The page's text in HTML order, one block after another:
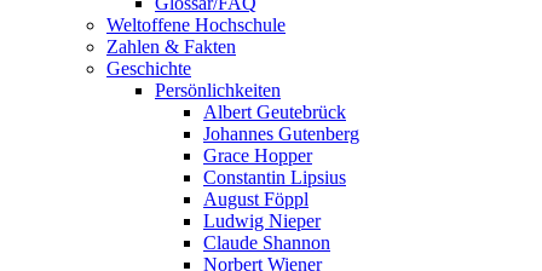
Weltoffene Hochschule
Zahlen & Fakten
Geschichte
Persönlichkeiten
Albert Geutebrück
Johannes Gutenberg
Grace Hopper
Constantin Lipsius
August Föppl
Ludwig Nieper
Claude Shannon
Norbert Wiener